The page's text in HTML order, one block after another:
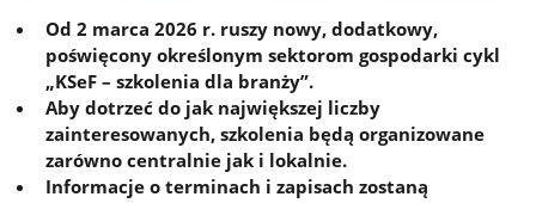
Od 2 marca 2026 r. ruszy nowy, dodatkowy,
poświęcony określonym sektorom gospodarki cykl
„KSeF – szkolenia dla branży”.
Aby dotrzeć do jak największej liczby
zainteresowanych, szkolenia będą organizowane
zarówno centralnie jak i lokalnie.
Informacje o terminach i zapisach zostaną